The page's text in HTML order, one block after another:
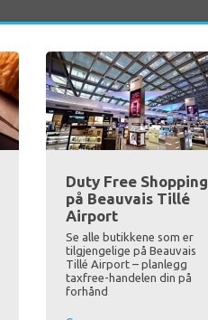
Duty Free Shopping
på Beauvais Tillé
Airport
Se alle butikkene som er
tilgjengelige på Beauvais
Tillé Airport – planlegg
taxfree-handelen din på
forhånd